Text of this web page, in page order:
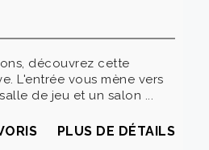
découvrez cette
L'entrée vous mène vers
de jeu et un salon ...
PLUS DE DÉTAILS